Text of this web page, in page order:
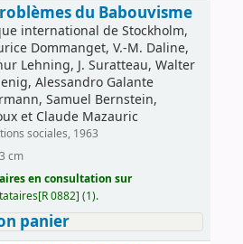
du Babouvisme
international de Stockholm,
Dommanget, V.-M. Daline,
Lehning, J. Suratteau, Walter
Alessandro Galante
Samuel Bernstein,
et Claude Mazauric
sociales, 1963
cm
en consultation sur
0882] (1).
panier